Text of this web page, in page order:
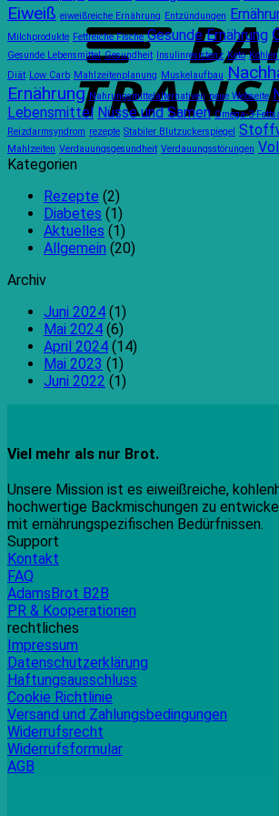
Eiweiß eiweißreiche Ernährung Entzündungen
Milchprodukte Fettreiche Fische Gesunde Ernährung
Gesunde Lebensmittel Gesundheit Insulinresistenz Keto
Diät Low Carb Mahlzeitenplanung Muskelaufbau
Ernährung Nahrungsmittelalternativen neue Webseite
Lebensmittel Nüsse und Samen Omega-3-
Reizdarmsyndrom rezepte Stabiler Blutzuckerspiegel
Mahlzeiten Verdauungsgesundheit Verdauungsstörungen
Kategorien
Rezepte (2)
Diabetes (1)
Aktuelles (1)
Allgemein (20)
Archiv
Juni 2024 (1)
Mai 2024 (6)
April 2024 (14)
Mai 2023 (1)
Juni 2022 (1)
Viel mehr als nur Brot.
Unsere Mission ist es eiweißreiche,
hochwertige Backmischungen zu
mit ernährungspezifischen Bedürfnissen.
Support
Kontakt
FAQ
AdamsBrot B2B
PR & Kooperationen
rechtliches
Impressum
Datenschutzerklärung
Haftungsausschluss
Cookie Richtlinie
Versand und Zahlungsbedingungen
Widerrufsrecht
Widerrufsformular
AGB